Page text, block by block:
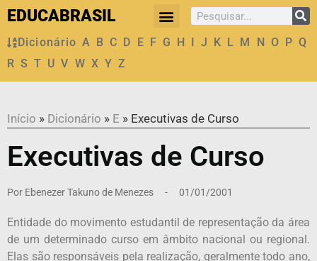
EDUCABRASIL
Dicionário A B C D E F G H I J K L M N O P Q
R S T U V W X Y Z
Início » Dicionário » E » Executivas de Curso
Executivas de Curso
Por Ebenezer Takuno de Menezes - 01/01/2001
Entidade do movimento estudantil de representação da área
de um determinado curso em âmbito nacional ou regional.
Elas são responsáveis pela realização, geralmente todo ano,